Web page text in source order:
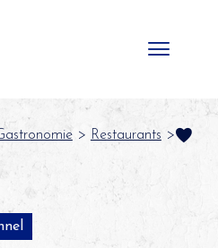
> Restaurants >